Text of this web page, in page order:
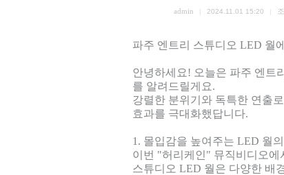
admin 2024.11.01 15:20
파주 엔트리 스튜디오 LED 월
안녕하세요! 오늘은 파주 엔트
를 알려드릴게요.
강렬한 분위기와 독특한 연출
효과를 극대화했답니다.
1. 몰입감을 높여주는 LED 월
이번 "허리케인" 뮤직비디오에
스튜디오 LED 월은 다양한 배